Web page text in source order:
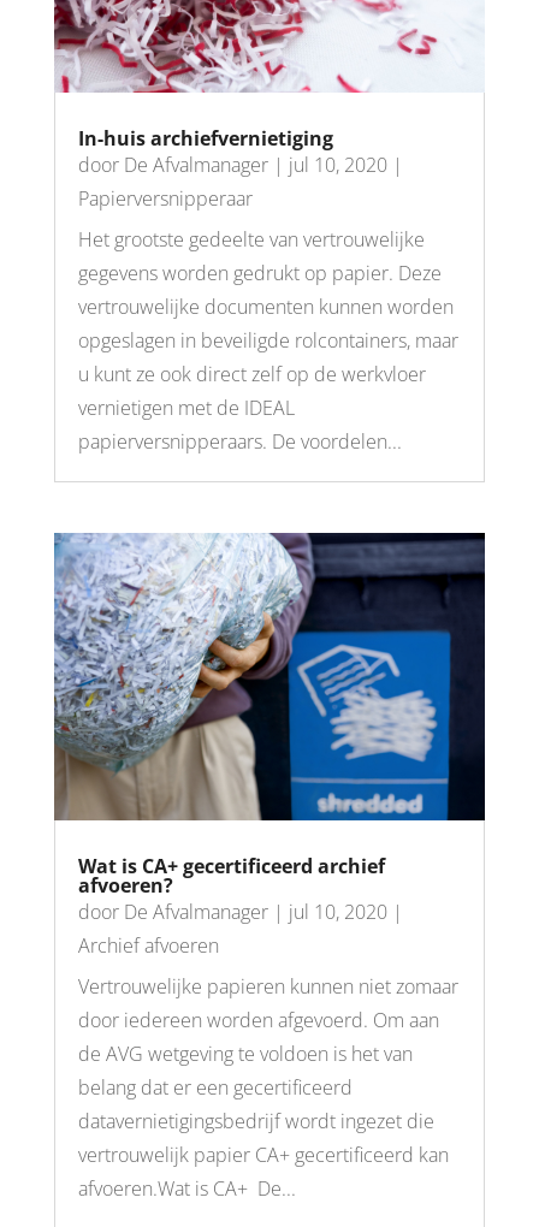
In-huis archiefvernietiging
door De Afvalmanager| jul 10, 2020|
Papierversnipperaar
Het grootste gedeelte van vertrouwelijke
gegevens worden gedrukt op papier. Deze
vertrouwelijke documenten kunnen worden
opgeslagen in beveiligde rolcontainers, maar
u kunt ze ook direct zelf op de werkvloer
vernietigen met de IDEAL
papierversnipperaars. De voordelen...
Wat is CA+ gecertificeerd archief
afvoeren?
door De Afvalmanager| jul 10, 2020|
Archief afvoeren
Vertrouwelijke papieren kunnen niet zomaar
door iedereen worden afgevoerd. Om aan
de AVG wetgeving te voldoen is het van
belang dat er een gecertificeerd
datavernietigingsbedrijf wordt ingezet die
vertrouwelijk papier CA+ gecertificeerd kan
afvoeren.Wat is CA+ De...